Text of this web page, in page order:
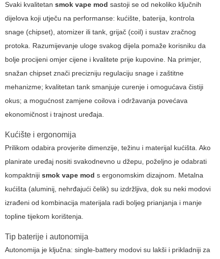
Svaki kvalitetan smok vape mod sastoji se od nekoliko ključnih
dijelova koji utječu na performanse: kućište, baterija, kontrola
snage (chipset), atomizer ili tank, grijač (coil) i sustav zračnog
protoka. Razumijevanje uloge svakog dijela pomaže korisniku da
bolje procijeni omjer cijene i kvalitete prije kupovine. Na primjer,
snažan chipset znači precizniju regulaciju snage i zaštitne
mehanizme; kvalitetan tank smanjuje curenje i omogućava čistiji
okus; a mogućnost zamjene coilova i održavanja povećava
ekonomičnost i trajnost uređaja.
Kućište i ergonomija
Prilikom odabira provjerite dimenzije, težinu i materijal kućišta. Ako
planirate uređaj nositi svakodnevno u džepu, poželjno je odabrati
kompaktniji smok vape mod s ergonomskim dizajnom. Metalna
kućišta (aluminij, nehrđajući čelik) su izdržljiva, dok su neki modovi
izrađeni od kombinacija materijala radi boljeg prianjanja i manje
topline tijekom korištenja.
Tip baterije i autonomija
Autonomija je ključna: single-battery modovi su lakši i prikladniji za